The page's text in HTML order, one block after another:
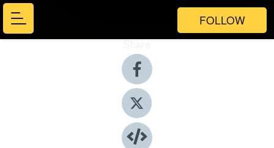
FOLLOW
Share